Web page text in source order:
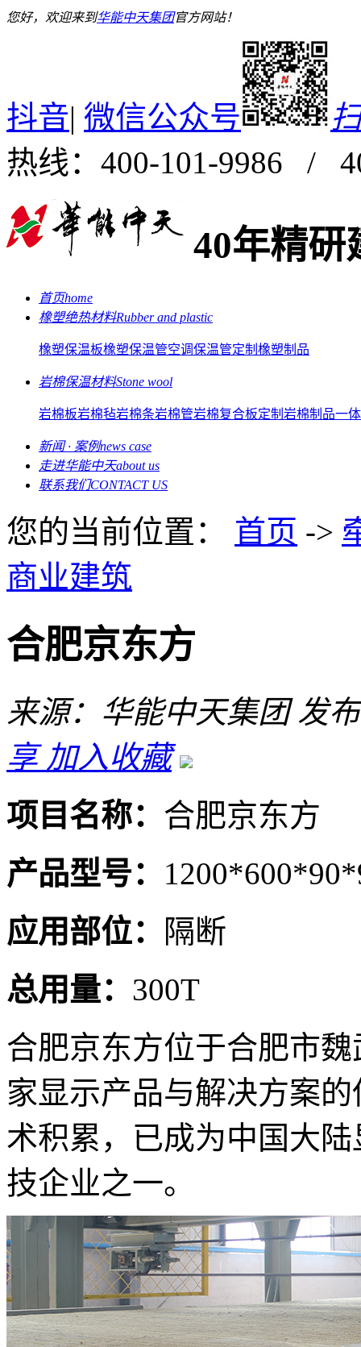
您好，欢迎来到华能中天集团官方网站！
抖音| 微信公众号
热线：400-101-9986 /
40年精研
首页home
橡塑绝热材料Rubber and plastic
橡塑保温板橡塑保温管空调保温管定制橡塑制品
岩棉保温材料Stone wool
岩棉板岩棉毡岩棉条岩棉管岩棉复合板定制岩棉制品一
新闻 · 案例news case
走进华能中天about us
联系我们CONTACT US
您的当前位置： 首页 ->
商业建筑
合肥京东方
来源：华能中天集团 发
享加入收藏
项目名称： 合肥京东方
产品型号：
应用部位：
隔断
总用量： 300T
合肥京东方位于合肥市
家显示产品与解决方案
术积累，已成为中国大
技企业之一。